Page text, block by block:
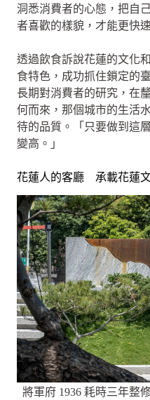
洞悉消費者的心態，把自
者喜歡的樣貌，才能更快
透過飲食訴說花蓮的文化
食特色，成功抓住鎖定的
長期對消費者的研究，在
何而來，那個城市的生活
待的品質。「只要做到這
變高。」
花蓮人的客廳 承載花蓮
將軍府 1936 耗時三年整